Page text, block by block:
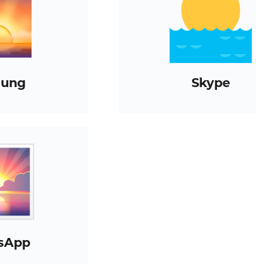
Skype